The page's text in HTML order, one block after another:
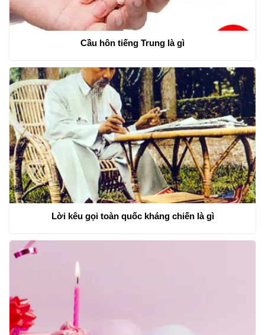
Cầu hôn tiếng Trung là gì
Lời kêu gọi toàn quốc kháng chiến là gì